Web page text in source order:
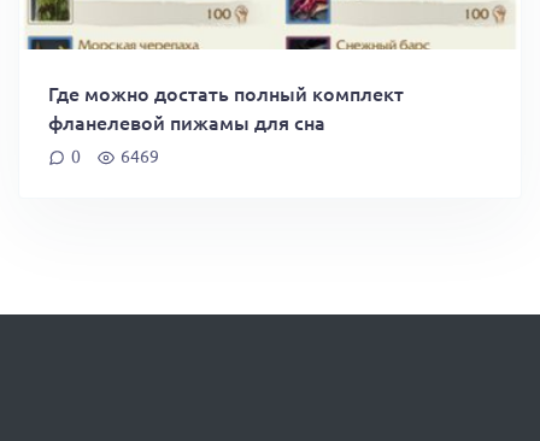
Где можно достать полный комплект
фланелевой пижамы для сна
0 6469